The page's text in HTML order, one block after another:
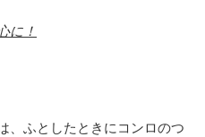
に！
、ふとしたときにコンロのつ